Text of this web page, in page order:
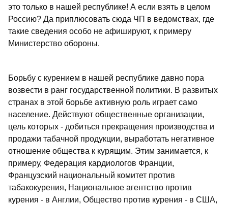
это только в нашей республике! А если взять в целом
Россию? Да приплюсовать сюда ЧП в ведомствах, где
такие сведения особо не афишируют, к примеру
Министерство обороны.
Борьбу с курением в нашей республике давно пора
возвести в ранг государственной политики. В развитых
странах в этой борьбе активную роль играет само
население. Действуют общественные организации,
цель которых - добиться прекращения производства и
продажи табачной продукции, выработать негативное
отношение общества к курящим. Этим занимается, к
примеру, Федерация кардиологов Франции,
Французский национальный комитет против
табакокурения, Национальное агентство против
курения - в Англии, Общество против курения - в США,